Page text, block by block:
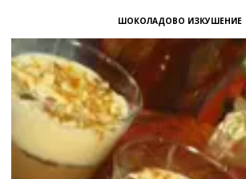
ШОКОЛАДОВО ИЗКУШЕНИЕ